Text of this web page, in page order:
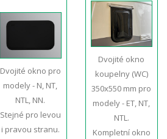
Dvojité okno pro
modely - N, NT,
NTL, NN.
Stejné pro levou
i pravou stranu.
Dvojité okno
koupelny (WC)
350x550 mm pro
modely - ET, NT,
NTL.
Kompletní okno